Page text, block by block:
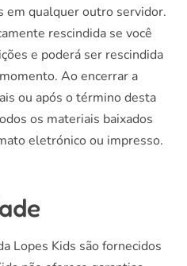
em qualquer outro servidor.
rescindida se você
e poderá ser rescindida
Ao encerrar a
ou após o término desta
os materiais baixados
eletrónico ou impresso.
Lopes Kids são fornecidos